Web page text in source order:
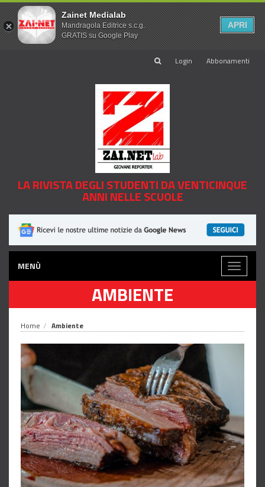
Login Abbonamenti
LA RIVISTA DEGLI STUDENTI DA VENTICINQUE
ANNI NELLE SCUOLE
MENÙ
Toggle
AMBIENTE
Home Ambiente
Zainet Medialab
Mandragola Editrice s.c.g.
GRATIS su Google Play
APRI